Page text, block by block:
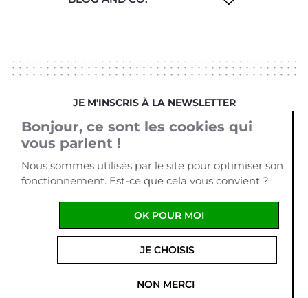
JE M'INSCRIS À LA NEWSLETTER
Votre email
Mentions légales Cookies
Crédits
1 allée Véga Parc d'Activités Plein
56170 QUIBERON-France Tel :02 97 29 55 62
Fabriqué en France
Bonjour, ce sont les cookies qui
vous parlent !
Nous sommes utilisés par le site pour optimiser son
fonctionnement. Est-ce que cela vous convient ?
NON MERCI
JE CHOISIS
OK POUR MOI